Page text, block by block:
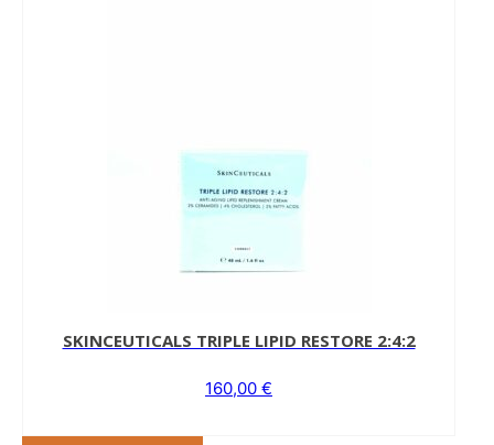
SKINCEUTICALS TRIPLE LIPID RESTORE 2:4:2
160,00 €